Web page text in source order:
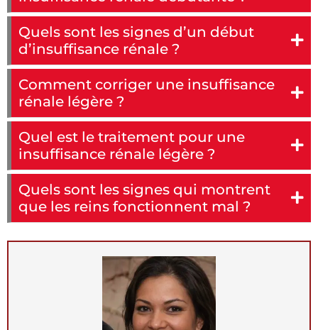
Quels sont les signes d’un début
d’insuffisance rénale ?
Comment corriger une insuffisance
rénale légère ?
Quel est le traitement pour une
insuffisance rénale légère ?
Quels sont les signes qui montrent
que les reins fonctionnent mal ?